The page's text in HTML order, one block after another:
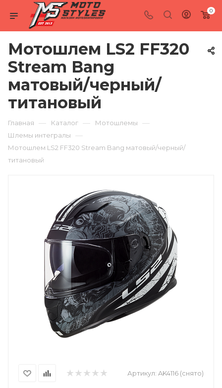
0
Мотошлем LS2 FF320
Stream Bang
матовый/черный/
титановый
Главная — Каталог — Мотошлемы —
Шлемы интегралы —
Мотошлем LS2 FF320 Stream Bang матовый/черный/
титановый
Артикул: AK4116 (снято)